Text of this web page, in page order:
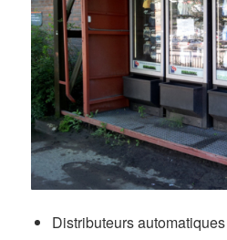
Distributeurs